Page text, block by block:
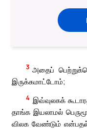
3 அதைப்
இருக்கமாட்டோம்;
4 இவ்வுலகக்
தாங்க இயலாமல்
விலக வேண்டும்